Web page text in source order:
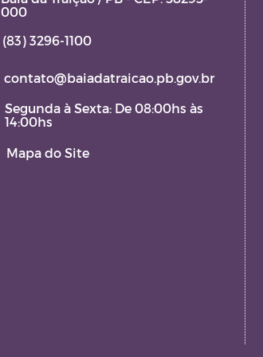
000
(83) 3296-1100
contato@baiadatraicao.pb.gov.br
Segunda à Sexta: De 08:00hs às
14:00hs
Mapa do Site